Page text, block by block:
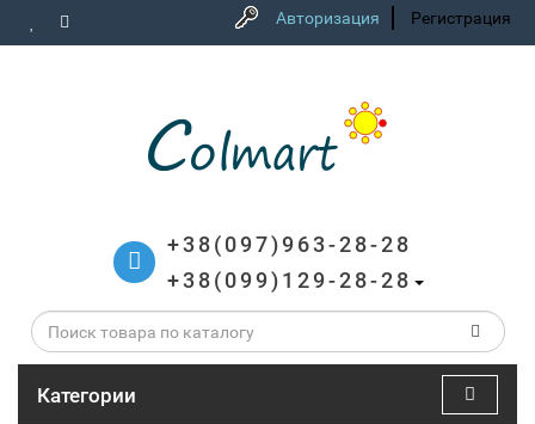
Авторизация Регистрация
+38(097)963-28-28
+38(099)129-28-28
Категории